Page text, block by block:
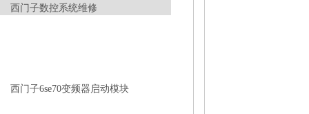
西门子数控系统维修
西门子6se70变频器启动模块